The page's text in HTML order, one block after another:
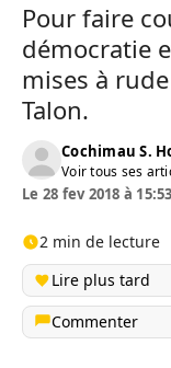
Pour faire
démocratie
mises à
Talon.
Cochimau S.
Voir tous ses
Le 28 fev 2018 à 15:53
2 min de lecture
Lire plus tard
Commenter